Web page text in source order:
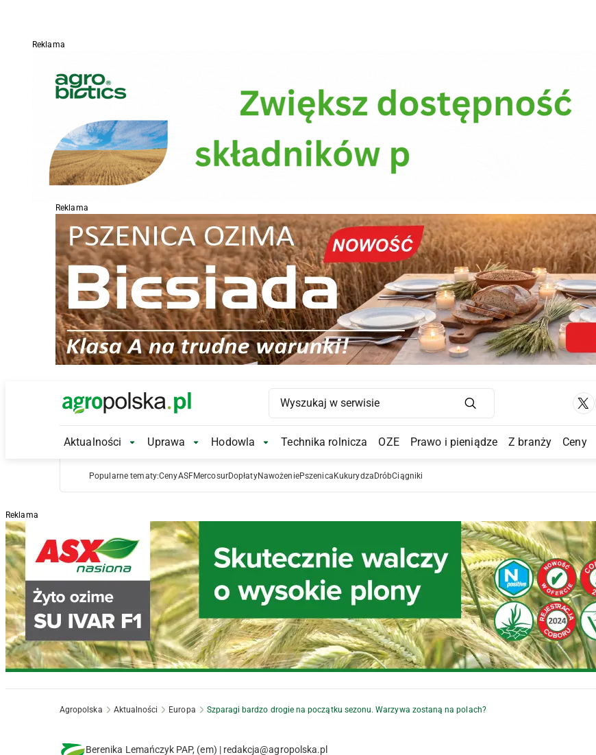
Reklama
Reklama
Main Logo
Main Navigation
Aktualności Aktualności Submenu
Uprawa Uprawa Submenu
Hodowla Hodowla Submenu
Technika rolnicza OZE Prawo i pieniądze Z branży Ceny
Popularne tematy:CenyASFMercosurDopłatyNawożeniePszenica Kukurydza DróbCiągniki
Reklama
Agropolska Aktualności Europa Szparagi bardzo drogie na początku sezonu. Warzywa zostaną na polach?
Berenika Lemańczyk PAP, (em) | redakcja@agropolska.pl